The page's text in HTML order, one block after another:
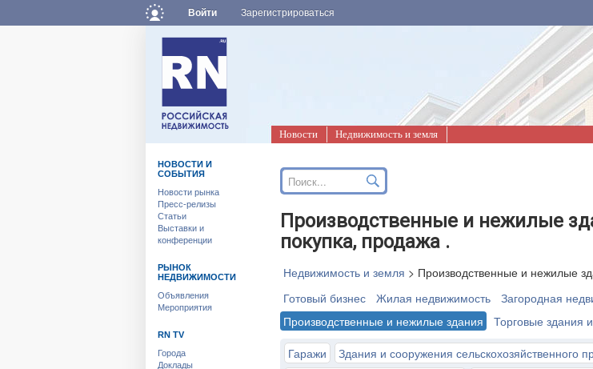
Войти Зарегистрироваться
Новости Недвижимость и земля
Производственные и нежилые
покупка, продажа .
Недвижимость и земля > Производственные и нежилые
Готовый бизнес
Жилая недвижимость Загородная
Производственные и нежилые здания
Торговые здания
Гаражи
Здания и сооружения сельскохозяйственного
НОВОСТИ И
СОБЫТИЯ
Новости рынка
Пресс-релизы
Статьи
Выставки и
конференции
РЫНОК
НЕДВИЖИМОСТИ
Объявления
Мероприятия
RN TV
Города
Доклады